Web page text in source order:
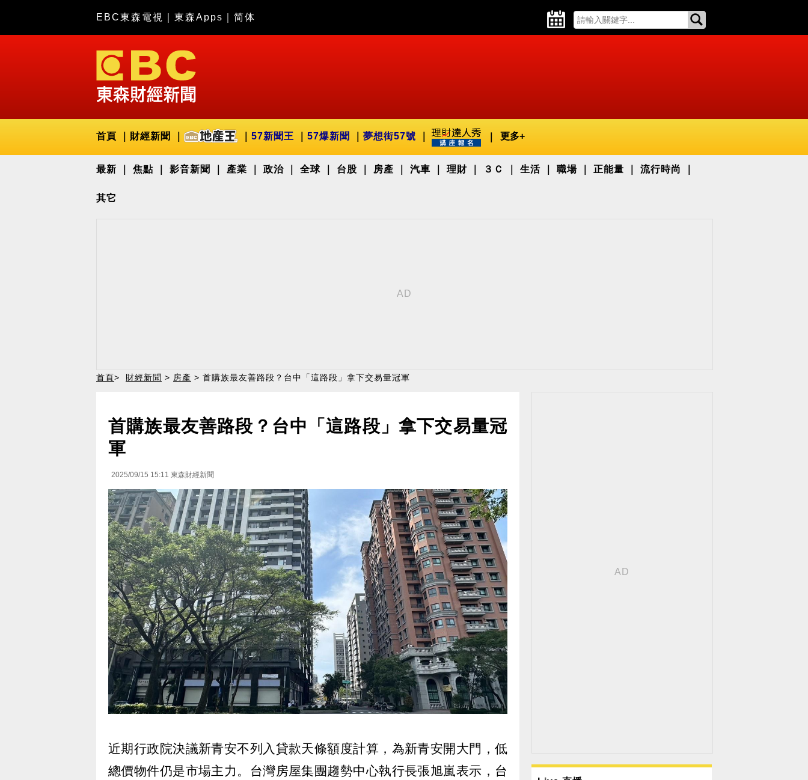
EBC東森電視 東森Apps 简体
首頁 財經新聞 57新聞王 57爆新聞 夢想街57號 更多+
最新 焦點 影音新聞 產業 政治 全球 台股 房產 汽車 理財 ３Ｃ 生活 職場 正能量 流行時尚
其它
首頁> 財經新聞 > 房產 > 首購族最友善路段？台中「這路段」拿下交易量冠軍
首購族最友善路段？台中「這路段」拿下交易量冠
軍
2025/09/15 15:11 東森財經新聞
近期行政院決議新青安不列入貸款天條額度計算，為新青安開大門，低
總價物件仍是市場主力。台灣房屋集團趨勢中心執行長張旭嵐表示，台